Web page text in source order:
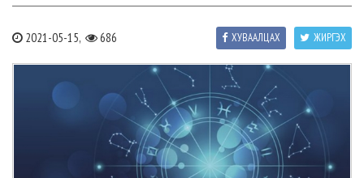
2021-05-15, 686 ЖИРГЭХ
ХУВААЛЦАХ